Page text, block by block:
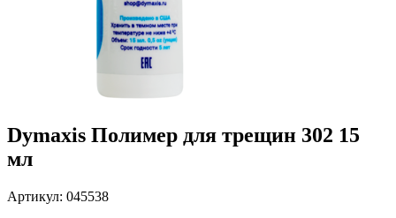
Dymaxis Полимер для трещин 302 15
мл
Артикул: 045538